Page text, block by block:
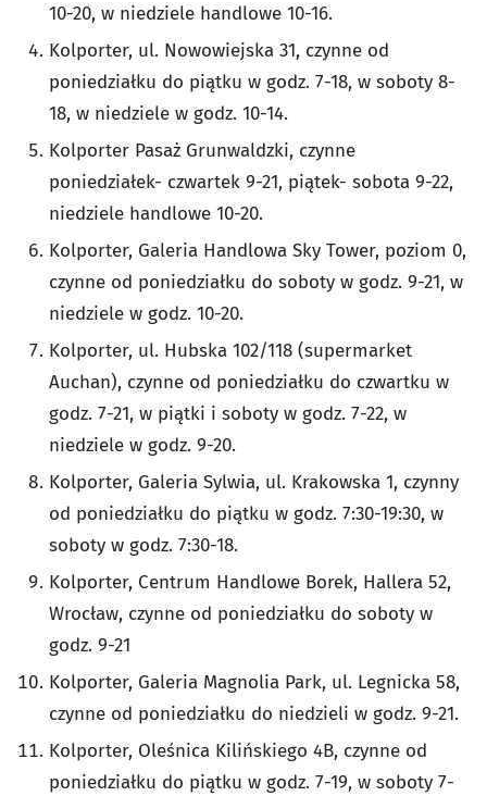
10-20, w niedziele handlowe 10-16.
Kolporter, ul. Nowowiejska 31, czynne od
poniedziałku do piątku w godz. 7-18, w soboty 8-
18, w niedziele w godz. 10-14.
Kolporter Pasaż Grunwaldzki, czynne
poniedziałek- czwartek 9-21, piątek- sobota 9-22,
niedziele handlowe 10-20.
Kolporter, Galeria Handlowa Sky Tower, poziom 0,
czynne od poniedziałku do soboty w godz. 9-21, w
niedziele w godz. 10-20.
Kolporter, ul. Hubska 102/118 (supermarket
Auchan), czynne od poniedziałku do czwartku w
godz. 7-21, w piątki i soboty w godz. 7-22, w
niedziele w godz. 9-20.
Kolporter, Galeria Sylwia, ul. Krakowska 1, czynny
od poniedziałku do piątku w godz. 7:30-19:30, w
soboty w godz. 7:30-18.
Kolporter, Centrum Handlowe Borek, Hallera 52,
Wrocław, czynne od poniedziałku do soboty w
godz. 9-21
Kolporter, Galeria Magnolia Park, ul. Legnicka 58,
czynne od poniedziałku do niedzieli w godz. 9-21.
Kolporter, Oleśnica Kilińskiego 4B, czynne od
poniedziałku do piątku w godz. 7-19, w soboty 7-